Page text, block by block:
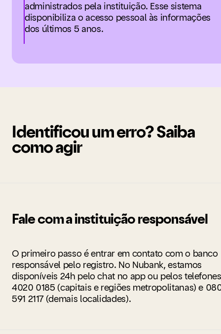
administrados pela instituição. Esse sistema
disponibiliza o acesso pessoal às informações
dos últimos 5 anos.
Identificou um erro? Saiba
como agir
Fale com a instituição responsável
O primeiro passo é entrar em contato com o banco
responsável pelo registro. No Nubank, estamos
disponíveis 24h pelo chat no app ou pelos telefones
4020 0185 (capitais e regiões metropolitanas) e
591 2117 (demais localidades).